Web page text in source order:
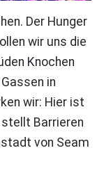
Der Hunger
wir uns die
Knochen
in
wir: Hier ist
Barrieren
von Seam